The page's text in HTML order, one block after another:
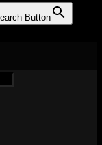
Button